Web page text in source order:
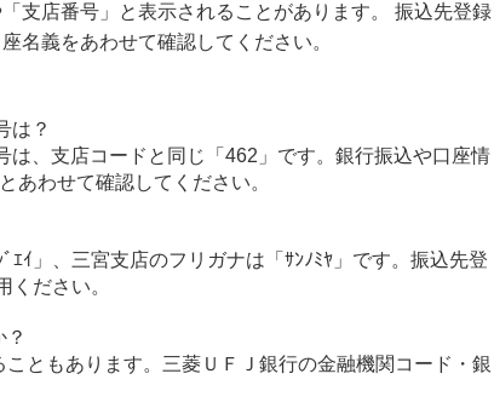
支店番号」と表示されることがあります。 振込先登録
名義をあわせて確認してください。
は？
は、支店コードと同じ「462」です。銀行振込や口座情
あわせて確認してください。
ｴｲ」、三宮支店のフリガナは「ｻﾝﾉﾐﾔ」です。振込先登
ください。
ともあります。三菱ＵＦＪ銀行の金融機関コード・銀